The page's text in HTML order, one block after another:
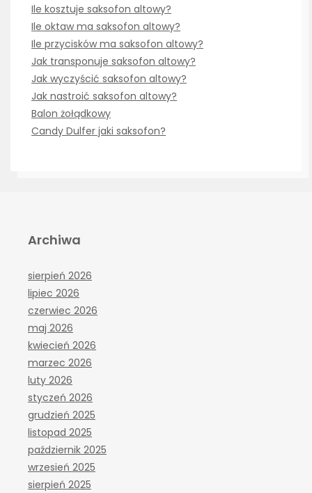
Ile kosztuje saksofon altowy?
Ile oktaw ma saksofon altowy?
Ile przycisków ma saksofon altowy?
Jak transponuje saksofon altowy?
Jak wyczyścić saksofon altowy?
Jak nastroić saksofon altowy?
Balon żołądkowy
Candy Dulfer jaki saksofon?
Archiwa
sierpień 2026
lipiec 2026
czerwiec 2026
maj 2026
kwiecień 2026
marzec 2026
luty 2026
styczeń 2026
grudzień 2025
listopad 2025
październik 2025
wrzesień 2025
sierpień 2025